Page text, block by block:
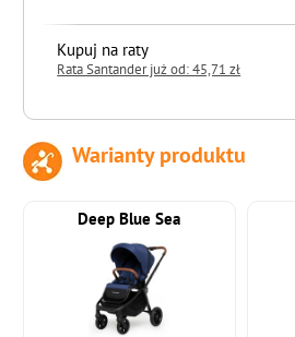
Kupuj na raty
Rata Santander już od: 45,71 zł
do koszyka
Warianty produktu
Deep Blue Sea